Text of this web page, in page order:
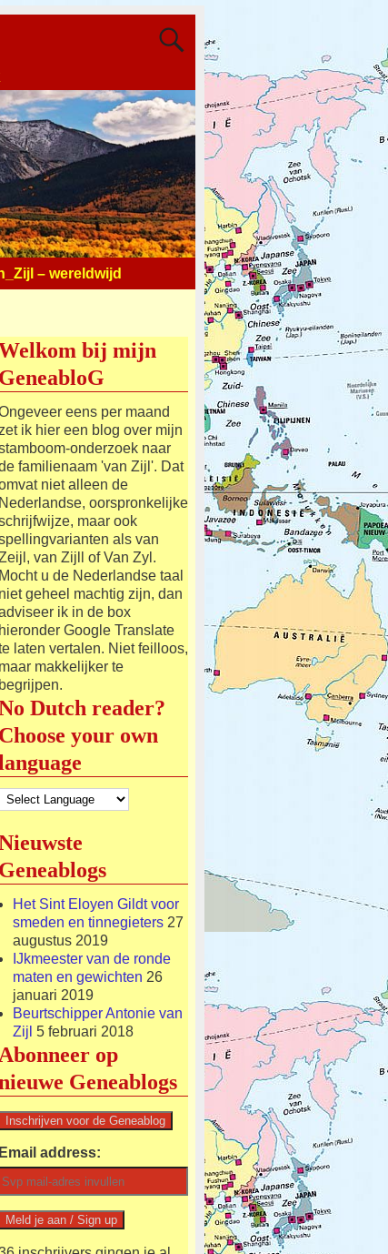
– wereldwijd
bij mijn
GeneabloG
eens per maand
zet ik hier een blog over mijn
onderzoek naar
familienaam 'van Zijl'. Dat
niet alleen de
Nederlandse, oorspronkelijke
maar ook
als van
van Zijll of Van Zyl.
Mocht u de Nederlandse taal
niet geheel machtig zijn, dan
ik in de box
hieronder Google Translate
laten vertalen. Niet feilloos,
maar makkelijker te
begrijpen.
Dutch reader?
Choose your own
Geneablogs
Het Sint Eloyen Gildt voor
smeden en tinnegieters 27
augustus 2019
IJkmeester van de ronde
maten en gewichten 26
januari 2019
Beurtschipper Antonie van
Zijl 5 februari 2018
Abonneer op
Geneablogs
Email address: